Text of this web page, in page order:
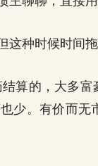
种时候时间
算的，大多
少。有价而